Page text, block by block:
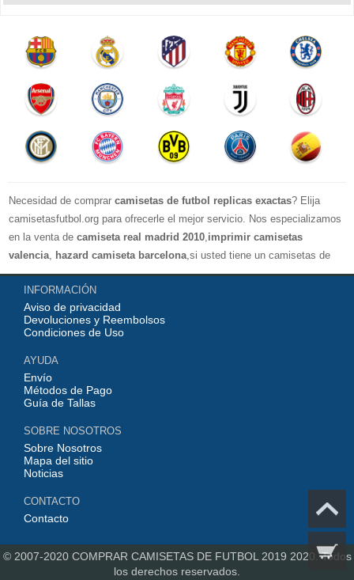
Necesidad de comprar camisetas de futbol replicas exactas? Elija
camisetasfutbol.org para ofrecerle el mejor servicio. Nos especializamos
en la venta de camiseta real madrid 2010 imprimir camisetas
valencia
hazard camiseta barcelona ,si usted tiene un camisetas de
futbol favorito, le damos la bienvenida a nuestra tienda paracomprar, le
damos el mayor descuento, compras por más de 99 € envío gratis.
¡Elíjanos, elija un buen estado de ánimo, gracias por su compra!
INFORMACIÓN
Aviso de privacidad
Devoluciones y Reembolsos
Condiciones de Uso
AYUDA
Envío
Métodos de Pago
Guía de Tallas
SOBRE NOSOTROS
Sobre Nosotros
Mapa del sitio
Noticias
CONTACTO
Contacto
© 2007-2020 COMPRAR CAMISETAS DE FUTBOL 2019 2020.Todos
los derechos reservados.